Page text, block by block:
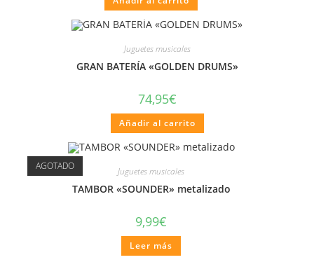
Juguetes musicales
GRAN BATERÍA «GOLDEN DRUMS»
74,95€
Añadir al carrito
AGOTADO Juguetes musicales
TAMBOR «SOUNDER» metalizado
9,99€
Leer más